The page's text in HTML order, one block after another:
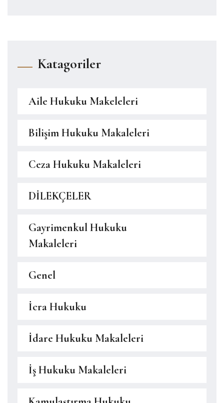
Katagoriler
Aile Hukuku Makeleleri
Bilişim Hukuku Makaleleri
Ceza Hukuku Makaleleri
DİLEKÇELER
Gayrimenkul Hukuku
Makaleleri
Genel
İcra Hukuku
İdare Hukuku Makaleleri
İş Hukuku Makaleleri